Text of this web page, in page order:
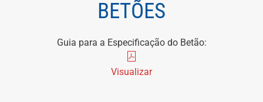
BETÕES
Guia para a Especificação do Betão:
Visualizar